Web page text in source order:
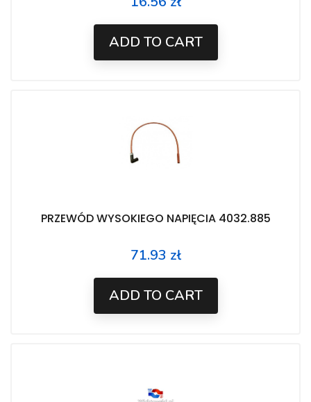
ADD TO CART
PRZEWÓD WYSOKIEGO NAPIĘCIA 4032.885
Price
71.93 zł
ADD TO CART